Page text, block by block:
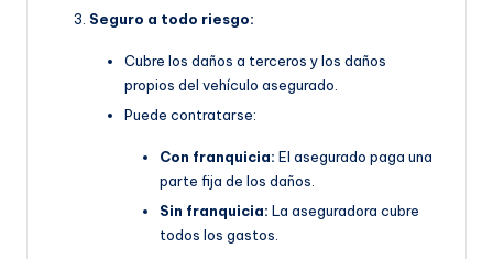
Seguro a todo riesgo:
Cubre los daños a terceros y los daños
propios del vehículo asegurado.
Puede contratarse:
Con franquicia: El asegurado paga una
parte fija de los daños.
Sin franquicia: La aseguradora cubre
todos los gastos.